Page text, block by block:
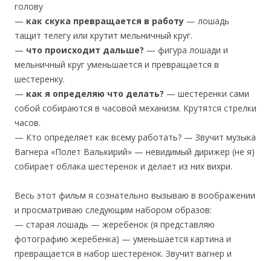
голову
— как скука превращается в работу — лошадь
тащит телегу или крутит мельничный круг.
— что происходит дальше? — фигура лошади и
мельничный круг уменьшается и превращается в
шестеренку.
— как я определяю что делать? — шестеренки сами
собой собираются в часовой механизм. Крутятся стрелки
часов.
— Кто определяет как всему работать? — Звучит музыка
Вагнера «Полет Валькирий» — невидимый дирижер (не я)
собирает облака шестеренок и делает из них вихри.
Весь этот фильм я сознательно вызываю в воображении
и просматриваю следующим набором образов:
— старая лошадь — жеребенок (я представляю
фотографию жеребенка) — уменьшается картина и
превращается в набор шестеренок. Звучит вагнер и